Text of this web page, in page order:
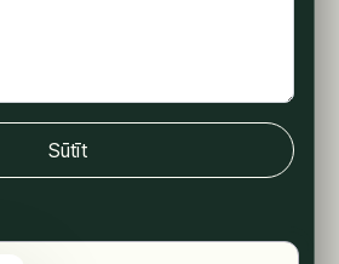
Sūtīt